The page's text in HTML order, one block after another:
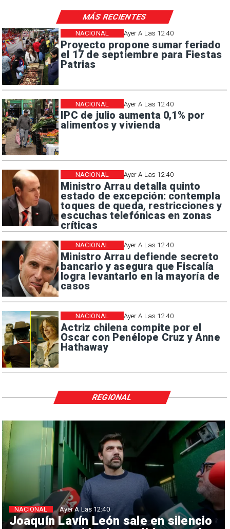
Ayer A Las 12:40
Proyecto propone sumar feriado
el 17 de septiembre para Fiestas
Patrias
NACIONAL
Ayer A Las 12:40
IPC de julio aumenta 0,1% por
alimentos y vivienda
NACIONAL
Ayer A Las 12:40
Ministro Arrau detalla quinto
estado de excepción: contempla
toques de queda, restricciones y
escuchas telefónicas en zonas
críticas
NACIONAL
Ayer A Las 12:40
Ministro Arrau defiende secreto
bancario y asegura que Fiscalía
logra levantarlo en la mayoría de
casos
NACIONAL
Ayer A Las 12:40
Actriz chilena compite por el
Oscar con Penélope Cruz y Anne
Hathaway
NACIONAL
MÁS RECIENTES
Joaquín Lavín León sale en silencio
NACIONAL Ayer A Las 12:40
REGIONAL